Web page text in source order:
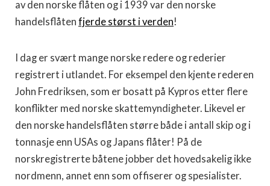
av den norske flåten og i 1939 var den norske
handelsflåten fjerde størst i verden!
I dag er svært mange norske redere og rederier
registrert i utlandet. For eksempel den kjente rederen
John Fredriksen, som er bosatt på Kypros etter flere
konflikter med norske skattemyndigheter. Likevel er
den norske handelsflåten større både i antall skip og i
tonnasje enn USAs og Japans flåter! På de
norskregistrerte båtene jobber det hovedsakelig ikke
nordmenn, annet enn som offiserer og spesialister.